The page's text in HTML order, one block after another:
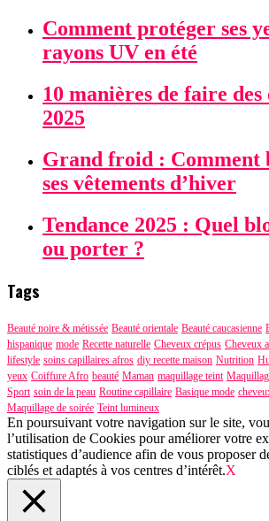
Comment protéger ses
rayons UV en été
10 manières de faire des
2025
Grand froid : Comment
ses vêtements d’hiver
Tendance 2025 : Quel
ou porter ?
Tags
Beauté noire & métissée Beauté orientale Beauté caucasienne
hispanique mode Recette naturelle Cheveux crépus Cheveux
lifestyle soins capillaires afros diy recette maison Nutrition
yeux Coiffure Afro beauté Maman maquillage teint
Sport soin de la peau Routine capillaire Basique mode
Maquillage de soirée Teint lumineux
En poursuivant votre navigation sur le site,
l’utilisation de Cookies pour améliorer votre
statistiques d’audience afin de vous proposer
ciblés et adaptés à vos centres d’intérêt.X